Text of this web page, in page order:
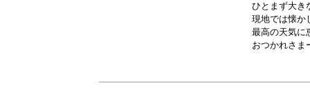
ひとまず大き
現地では懐か
最高の天気に
おつかれさま